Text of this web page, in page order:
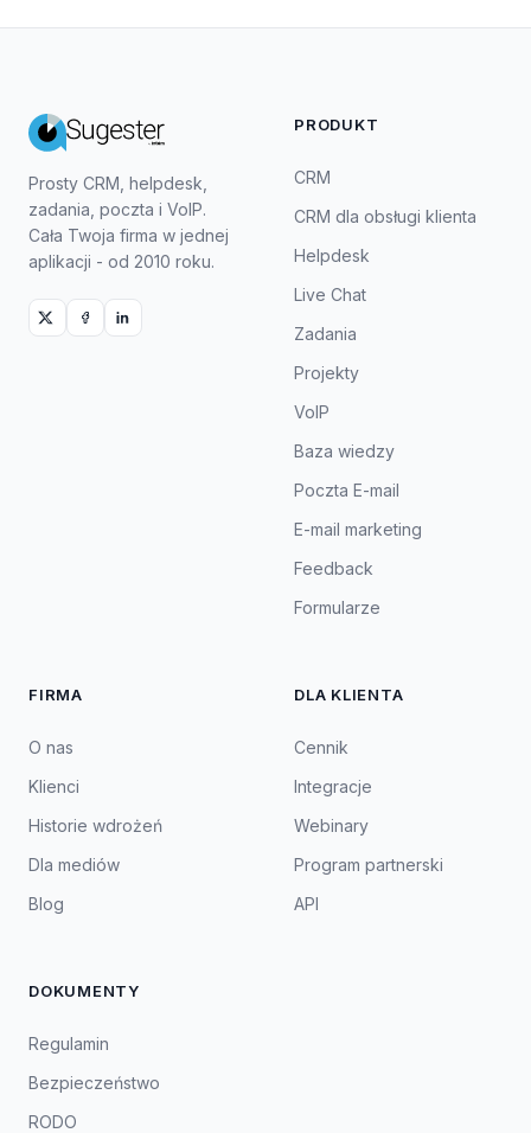
Prosty CRM, helpdesk,
zadania, poczta i VoIP.
Cała Twoja firma w jednej
aplikacji - od 2010 roku.
PRODUKT
CRM
CRM dla obsługi klienta
Helpdesk
Live Chat
Zadania
Projekty
VoIP
Baza wiedzy
Poczta E-mail
E-mail marketing
Feedback
Formularze
FIRMA
O nas
Klienci
Historie wdrożeń
Dla mediów
Blog
DLA KLIENTA
Cennik
Integracje
Webinary
Program partnerski
API
DOKUMENTY
Regulamin
Bezpieczeństwo
RODO